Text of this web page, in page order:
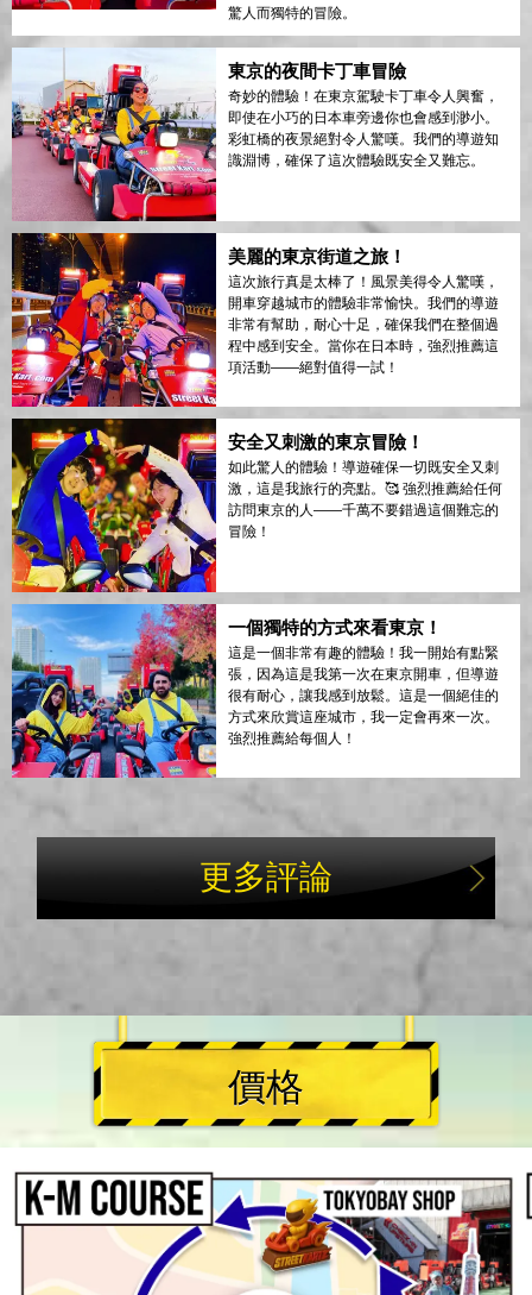
驚人而獨特的冒險。
東京的夜間卡丁車冒險
奇妙的體驗！在東京駕駛卡丁車令人興奮，
即使在小巧的日本車旁邊你也會感到渺小。
彩虹橋的夜景絕對令人驚嘆。我們的導遊知
識淵博，確保了這次體驗既安全又難忘。
美麗的東京街道之旅！
這次旅行真是太棒了！風景美得令人驚嘆，
開車穿越城市的體驗非常愉快。我們的導遊
非常有幫助，耐心十足，確保我們在整個過
程中感到安全。當你在日本時，強烈推薦這
項活動——絕對值得一試！
安全又刺激的東京冒險！
如此驚人的體驗！導遊確保一切既安全又刺
激，這是我旅行的亮點。🥰 強烈推薦給任何
訪問東京的人——千萬不要錯過這個難忘的
冒險！
一個獨特的方式來看東京！
這是一個非常有趣的體驗！我一開始有點緊
張，因為這是我第一次在東京開車，但導遊
很有耐心，讓我感到放鬆。這是一個絕佳的
方式來欣賞這座城市，我一定會再來一次。
強烈推薦給每個人！
更多評論
價格